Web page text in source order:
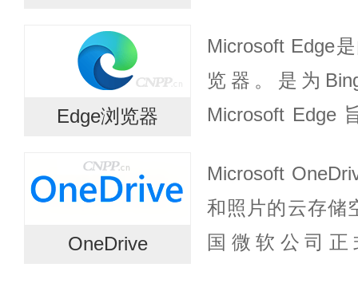
为汉字的录入方
学习和培训...
Edge浏览器
Microsoft Edge
览器。是为
Microsoft Edge
果。体验必应与...
OneDrive
Microsoft
和照片的云存储
国微软公司正